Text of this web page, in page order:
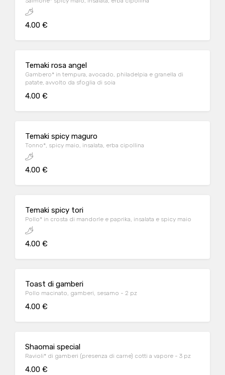
4.00 €
Temaki rosa angel
Gambero* in tempura, avocado, philadelpia e granella di
patate, avvolto da sfoglia di soia
4.00 €
Temaki spicy maguro
Tonno*, spicy maio, insalata, erba cipollina
4.00 €
Temaki spicy tori
Pollo* in crosta di mandorle e paprika, insalata e spicy maio
4.00 €
Toast di gamberi
Pollo macinato, gamberi, sesamo - 2 pz
4.00 €
Shaomai special
Ravioli* di gamberi (presenza di carne) cotti a vapore - 3 pz
4.00 €